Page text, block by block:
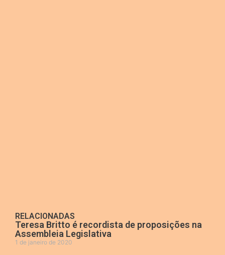
RELACIONADAS
Teresa Britto é recordista de proposições na
Assembleia Legislativa
1 de janeiro de 2020